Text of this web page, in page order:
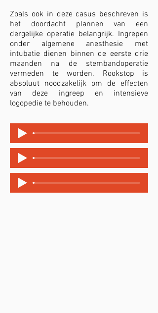
Zoals ook in deze casus beschreven is
het doordacht plannen van een
dergelijke operatie belangrijk. Ingrepen
onder algemene anesthesie met
intubatie dienen binnen de eerste drie
maanden na de stembandoperatie
vermeden te worden. Rookstop is
absoluut noodzakelijk om de effecten
van deze ingreep en intensieve
logopedie te behouden.